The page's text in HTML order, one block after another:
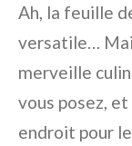
Ah, la feuille
versatile…
merveille
vous posez,
endroit pour